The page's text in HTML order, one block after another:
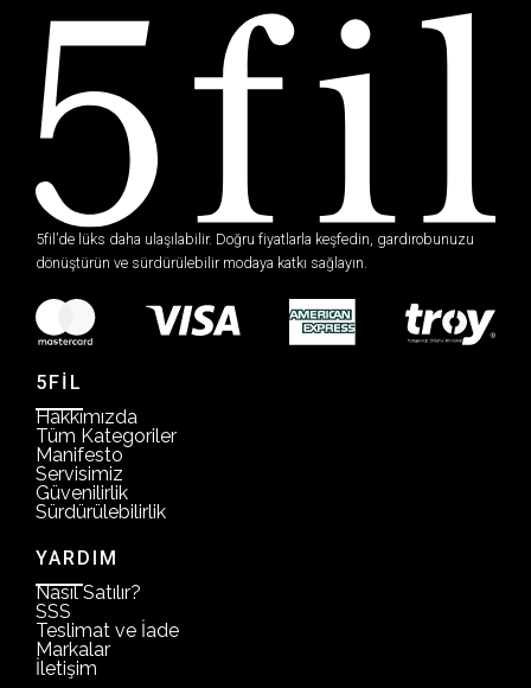
5fil’de lüks daha ulaşılabilir. Doğru fiyatlarla keşfedin, gardırobunuzu
dönüştürün ve sürdürülebilir modaya katkı sağlayın.
5FİL
Hakkımızda
Tüm Kategoriler
Manifesto
Servisimiz
Güvenilirlik
Sürdürülebilirlik
YARDIM
Nasıl Satılır?
SSS
Teslimat ve İade
Markalar
İletişim